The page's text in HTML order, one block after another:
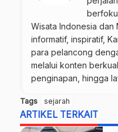
Wisata Indonesia dan
informatif, inspiratif,
para pelancong
melalui konten
penginapan, hingga
Tags sejarah
ARTIKEL TERKAIT